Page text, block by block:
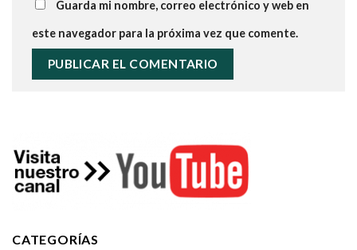
Guarda mi nombre, correo electrónico y web en
este navegador para la próxima vez que comente.
CATEGORÍAS